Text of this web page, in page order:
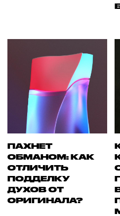
ПАХНЕТ
ОБМАНОМ: КАК
ОТЛИЧИТЬ
ПОДДЕЛКУ
ДУХОВ ОТ
ОРИГИНАЛА?